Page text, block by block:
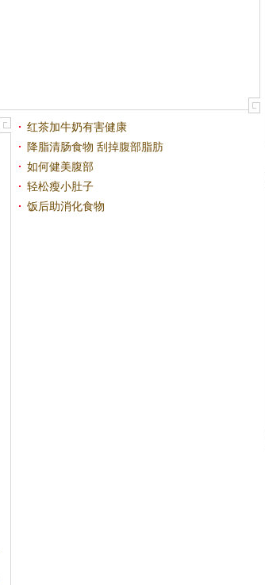
红茶加牛奶有害健康
降脂清肠食物 刮掉腹部脂肪
如何健美腹部
轻松瘦小肚子
饭后助消化食物